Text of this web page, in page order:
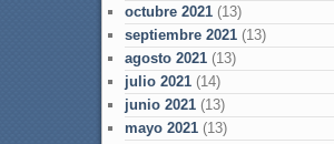
octubre 2021(13)
septiembre 2021(13)
agosto 2021(13)
julio 2021(14)
junio 2021(13)
mayo 2021(13)